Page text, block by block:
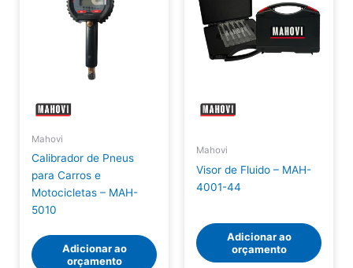
Mahovi
Calibrador de Pneus
para Carros e
Motocicletas – MAH-
5010
Adicionar ao
orçamento
Mahovi
Visor de Fluido – MAH-
4001-44
Adicionar ao
orçamento